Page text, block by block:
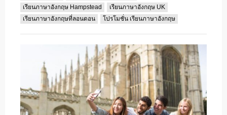
เรียนภาษาอังกฤษ Hampstead
เรียนภาษาอังกฤษ UK
เรียนภาษาอังกฤษที่ลอนดอน
โปรโมชั่น เรียนภาษาอังกฤษ